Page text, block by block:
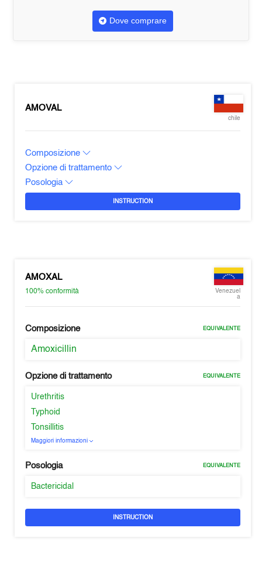
Dove comprare
AMOVAL
chile
Composizione
Opzione di trattamento
Posologia
INSTRUCTION
AMOXAL
100%conformità
Venezuel
a
Composizione EQUIVALENTE
Amoxicillin
Opzione di trattamento EQUIVALENTE
Urethritis
Typhoid
Tonsillitis
Maggiori informazioni
Posologia EQUIVALENTE
Bactericidal
INSTRUCTION